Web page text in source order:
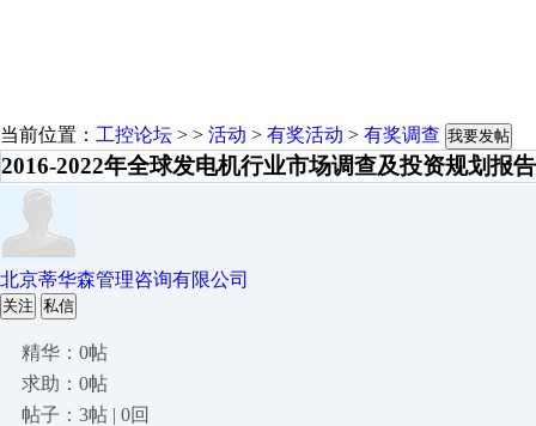
当前位置： 工控论坛 > > 活动 > 有奖活动 > 有奖调查 我要发帖
2016-2022年全球发电机行业市场调查及投资规划报告
北京蒂华森管理咨询有限公司
关注 私信
精华：0帖
求助：0帖
帖子：3帖 | 0回